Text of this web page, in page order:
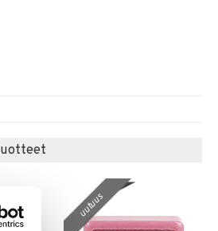
uutuus